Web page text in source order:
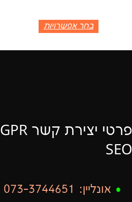
בחר אפשרויות
פרטי יצירת קשר GPR
SEO
• אונליין: 073-3744651